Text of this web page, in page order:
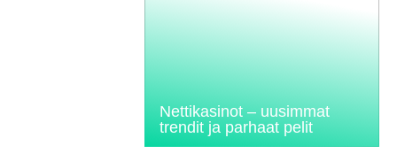
Nettikasinot – uusimmat
trendit ja parhaat pelit